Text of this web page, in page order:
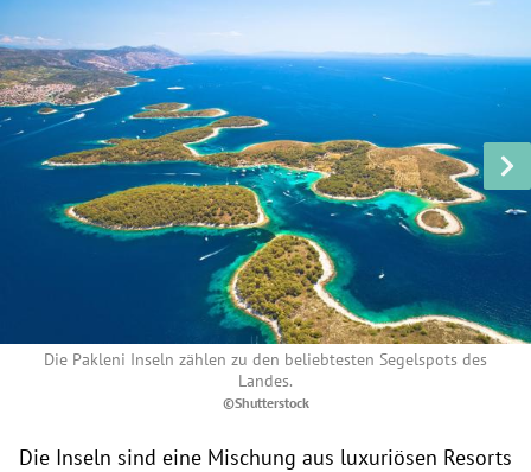
Die Pakleni Inseln zählen zu den beliebtesten Segelspots des
Landes.
©Shutterstock
Die Inseln sind eine Mischung aus luxuriösen Resorts